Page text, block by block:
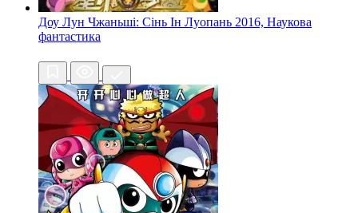
Доу Лун Чжаньші: Сінь Ін Луопань 2016, Наукова
фантастика